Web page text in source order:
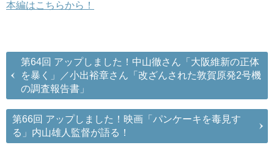
本編はこちらから！
第64回 アップしました！中山徹さん「大阪維新の正体
を暴く」／小出裕章さん「改ざんされた敦賀原発2号機
の調査報告書」
第66回 アップしました！映画「パンケーキを毒見す
る」内山雄人監督が語る！